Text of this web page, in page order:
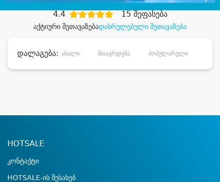
აქტიური შეთავაზებადასრულებული შეთავაზება
4.4 15 შეფასება
დალაგება: ახალი მთავრდება პოპულარული
HOTSALE
კონტაქტი
HOTSALE-ის შესახებ